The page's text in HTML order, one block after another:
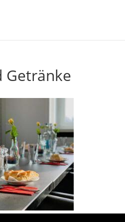
Getränke